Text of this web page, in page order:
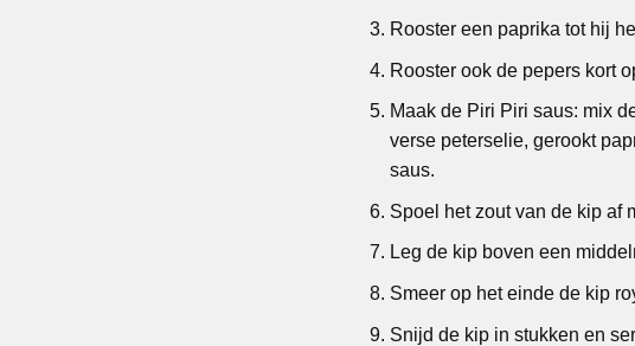
Rooster een paprika tot hij
Rooster ook de pepers kort
Maak de Piri Piri saus: mix
verse peterselie, gerookt
saus.
Spoel het zout van de kip af
Leg de kip boven een
Smeer op het einde de kip
Snijd de kip in stukken en